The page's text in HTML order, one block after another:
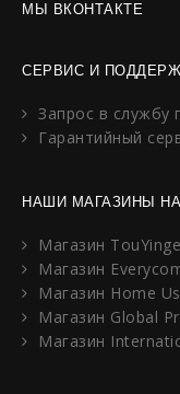
МЫ ВКОНТАКТЕ
СЕРВИС И
Запрос в службу
Гарантийный
НАШИ МАГАЗИНЫ НА
Магазин
Магазин
Магазин Home
Магазин Global
Магазин